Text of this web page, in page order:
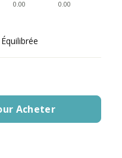
0.00 0.00
Équilibrée
Acheter